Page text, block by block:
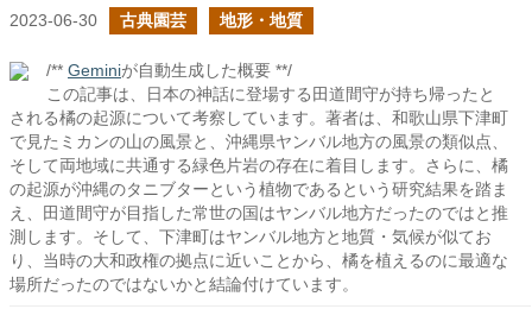
2023-06-30 古典園芸 地形・地質
/** Geminiが自動生成した概要 **/
この記事は、日本の神話に登場する田道間守が持ち帰ったと
される橘の起源について考察しています。著者は、和歌山県下津町
で見たミカンの山の風景と、沖縄県ヤンバル地方の風景の類似点、
そして両地域に共通する緑色片岩の存在に着目します。さらに、橘
の起源が沖縄のタニブターという植物であるという研究結果を踏ま
え、田道間守が目指した常世の国はヤンバル地方だったのではと推
測します。そして、下津町はヤンバル地方と地質・気候が似てお
り、当時の大和政権の拠点に近いことから、橘を植えるのに最適な
場所だったのではないかと結論付けています。